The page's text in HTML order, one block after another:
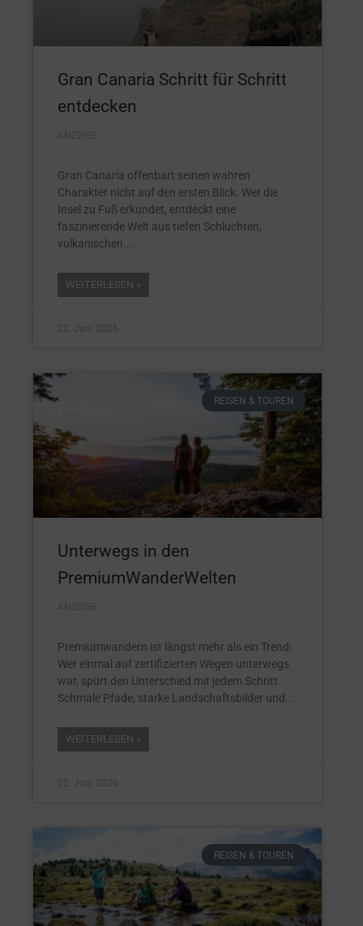
Gran Canaria Schritt für Schritt
entdecken
Gran Canaria offenbart seinen wahren
Charakter nicht auf den ersten Blick. Wer die
Insel zu Fuß erkundet, entdeckt eine
faszinierende Welt aus tiefen Schluchten,
vulkanischen
WEITERLESEN »
22. Juni 2026
REISEN & TOUREN
Unterwegs in den
PremiumWanderWelten
Premiumwandern ist längst mehr als ein Trend:
Wer einmal auf zertifizierten Wegen unterwegs
war, spürt den Unterschied mit jedem Schritt.
Schmale Pfade, starke Landschaftsbilder und
WEITERLESEN »
22. Juni 2026
REISEN & TOUREN